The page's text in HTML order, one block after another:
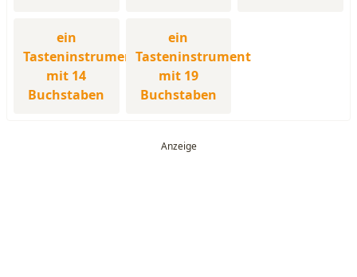
ein
Tasteninstrument
mit 14
Buchstaben
ein
Tasteninstrument
mit 19
Buchstaben